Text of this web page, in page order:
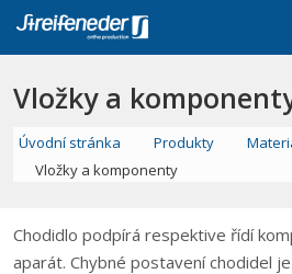
Vložky a
Úvodní stránka Produkty
Vložky a komponenty
Chodidlo podpírá respektive řídí
aparát. Chybné postavení chodidel